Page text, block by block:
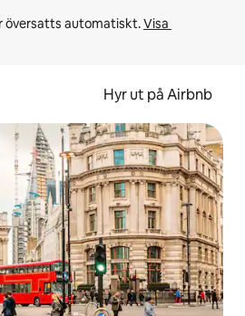
översatts automatiskt. Visa
Hyr ut på Airbnb